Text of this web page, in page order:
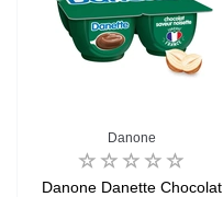
Danone
Danone Danette Chocolat